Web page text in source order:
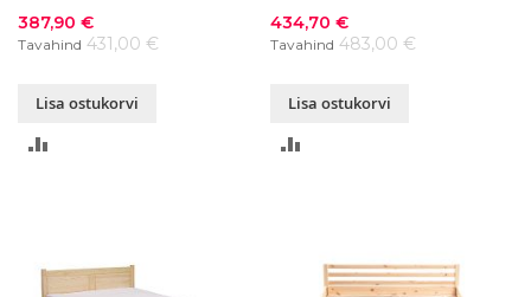
Soodushind
387,90 €
Tavahind 431,00 €
Lisa ostukorvi
Soodushind
434,70 €
Tavahind 483,00 €
Lisa ostukorvi